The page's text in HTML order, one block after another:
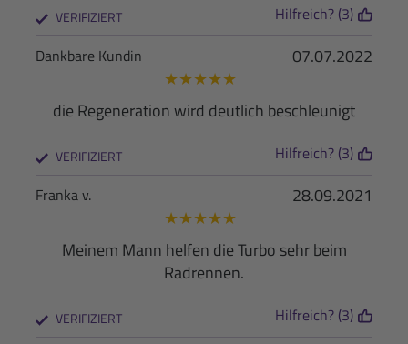
VERIFIZIERT Hilfreich? (3)
07.07.2022
Dankbare Kundin
★★★★★
die Regeneration wird deutlich beschleunigt
VERIFIZIERT Hilfreich? (3)
28.09.2021
Franka v.
★★★★★
Meinem Mann helfen die Turbo sehr beim
Radrennen.
VERIFIZIERT Hilfreich? (3)